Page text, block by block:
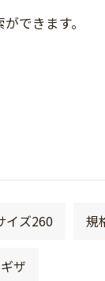
できます。
イズ260 規
ザ